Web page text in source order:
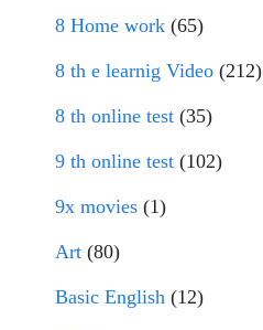
8 Home work (65)
8 th e learnig Video (212)
8 th online test (35)
9 th online test (102)
9x movies (1)
Art (80)
Basic English (12)